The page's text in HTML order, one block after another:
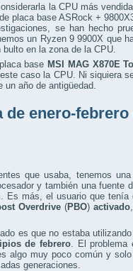
la CPU más
placa base ASRock +
se han hecho
un Ryzen 9 9900X que
en la zona de la CPU.
base MSI MAG X870E
caso la CPU. Ni siquiera
un año de antigüedad.
de enero-
que usaba, tenemos una
y también una fuente
Es más, el usuario que
Overdrive (PBO)activado
es que no estaba
de febrero. El problema
algo muy poco común y
generaciones.